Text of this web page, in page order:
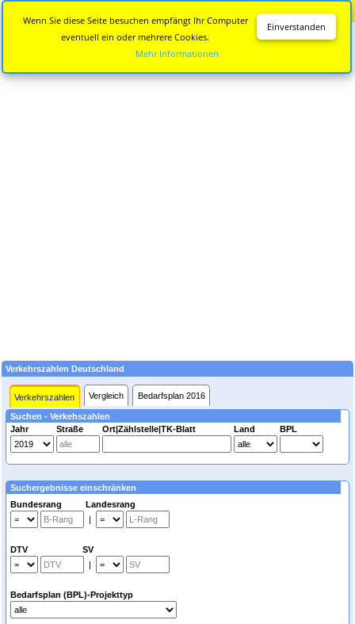
Verkehrszahlen Deutschland
Verkehrszahlen Vergleich Bedarfsplan 2016
Suchen - Verkehszahlen
Jahr
Straße Ort|Zählstelle|TK-Blatt Land BPL
Suchergebnisse einschränken
Bundesrang Landesrang
|
DTV SV
|
Bedarfsplan (BPL)-Projekttyp
Einverstanden
Wenn Sie diese Seite besuchen empfängt Ihr Computer
eventuell ein oder mehrere Cookies.
Mehr Informationen